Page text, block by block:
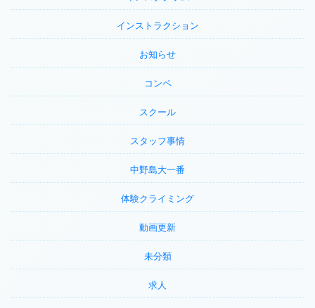
インストラクション
お知らせ
コンペ
スクール
スタッフ事情
中野島大一番
体験クライミング
動画更新
未分類
求人